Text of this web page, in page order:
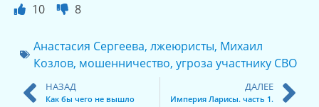
10
8
Анастасия Сергеева, лжеюристы, Михаил
Козлов, мошенничество, угроза участнику СВО
НАЗАД
Как бы чего не вышло
ДАЛЕЕ
Империя Ларисы. часть 1.